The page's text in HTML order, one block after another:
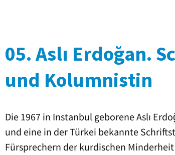
05. Aslı Erdoğan.
und Kolumnistin
Die 1967 in Instanbul geborene Aslı
und eine in der Türkei bekannte
Fürsprechern der kurdischen